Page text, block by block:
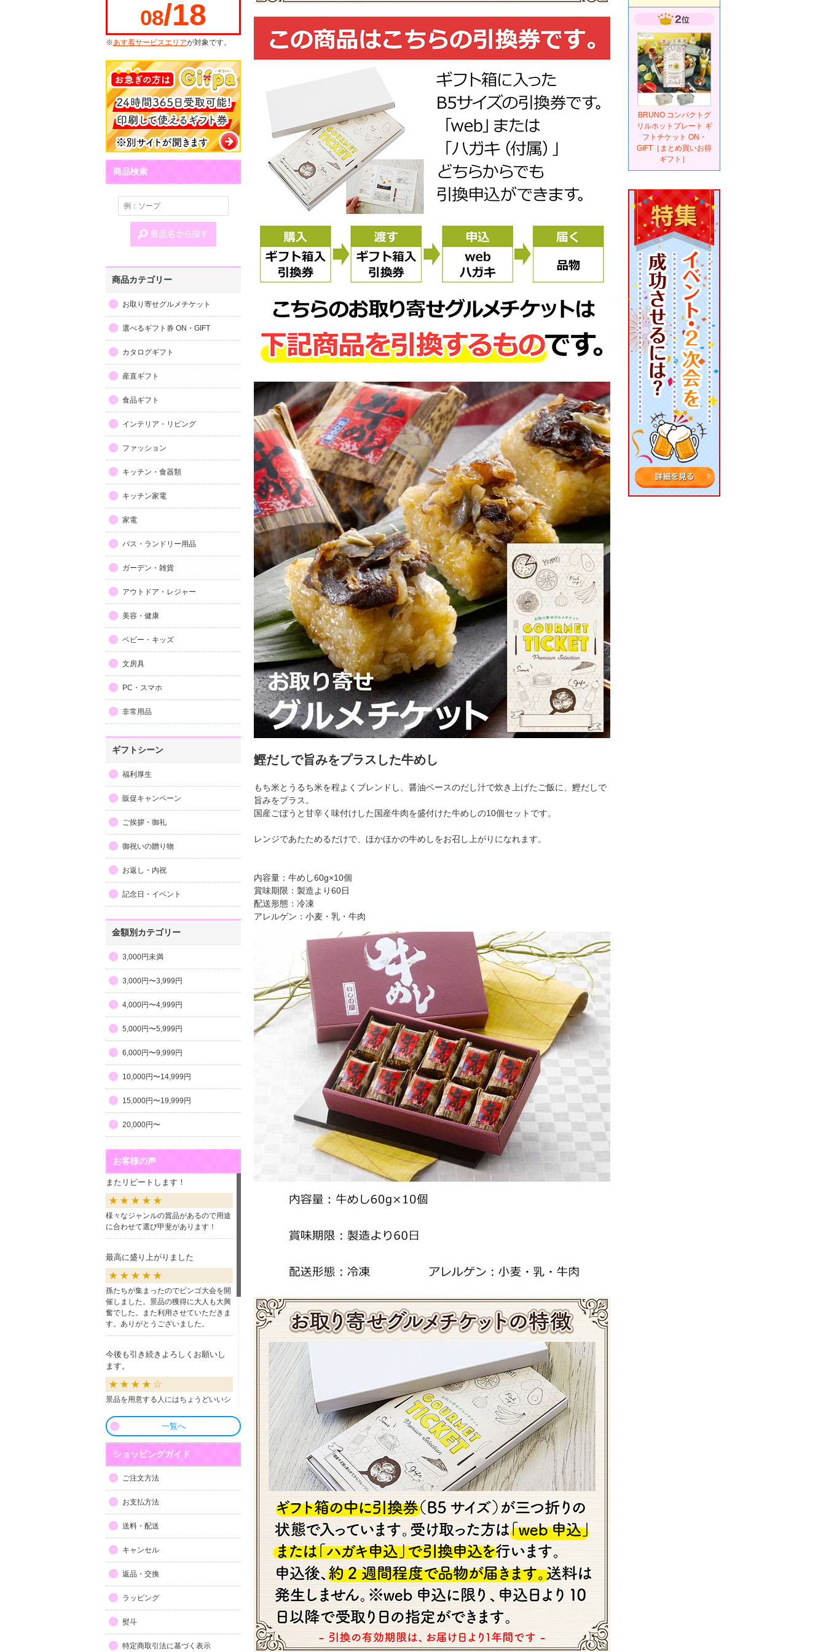
08/18
※あす着サービスエリアが対象です。
商品検索
商品カテゴリー
お取り寄せグルメチケット
選べるギフト券 ON・GIFT
カタログギフト
産直ギフト
食品ギフト
インテリア・リビング
ファッション
キッチン・食器類
キッチン家電
家電
バス・ランドリー用品
ガーデン・雑貨
アウトドア・レジャー
美容・健康
ベビー・キッズ
文房具
PC・スマホ
非常用品
ギフトシーン
福利厚生
販促キャンペーン
ご挨拶・御礼
御祝いの贈り物
お返し・内祝
記念日・イベント
金額別カテゴリー
3,000円未満
3,000円〜3,999円
4,000円〜4,999円
5,000円〜5,999円
6,000円〜9,999円
10,000円〜14,999円
15,000円〜19,999円
20,000円〜
お客様の声
またリピートします！
様々なジャンルの賞品があるので用途
に合わせて選び甲斐があります！
最高に盛り上がりました
孫たちが集まったのでビンゴ大会を開
催しました。景品の獲得に大人も大興
奮でした。また利用させていただきま
す。ありがとうございました。
今後も引き続きよろしくお願いし
ます。
景品を用意する人にはちょうどいいシ
良かったです
商品も直ぐに届き、一つづづ丁寧に梱
まりのビンゴで利用しましたが、みん
な喜んでもらえました。
利用しやすい
目録景品をよく利用しています。豪華
す。手配が早いので便利です。
一覧へ
ショッピングガイド
ご注文方法
お支払方法
送料・配送
キャンセル
返品・交換
ラッピング
熨斗
特定商取引法に基づく表示
鰹だしで旨みをプラスした牛めし
もち米とうるち米を程よくブレンドし、醤油ベースのだし汁で炊き上げたご飯に、鰹だしで
旨みをプラス。
国産ごぼうと甘辛く味付けした国産牛肉を盛付けた牛めしの10個セットです。
レンジであたためるだけで、ほかほかの牛めしをお召し上がりになれます。
内容量：牛めし60g×10個
賞味期限：製造より60日
配送形態：冷凍
アレルゲン：小麦・乳・牛肉
BRUNO コンパクトグ
リルホットプレート ギ
フトチケット ON・
GIFT［まとめ買いお得
ギフト］